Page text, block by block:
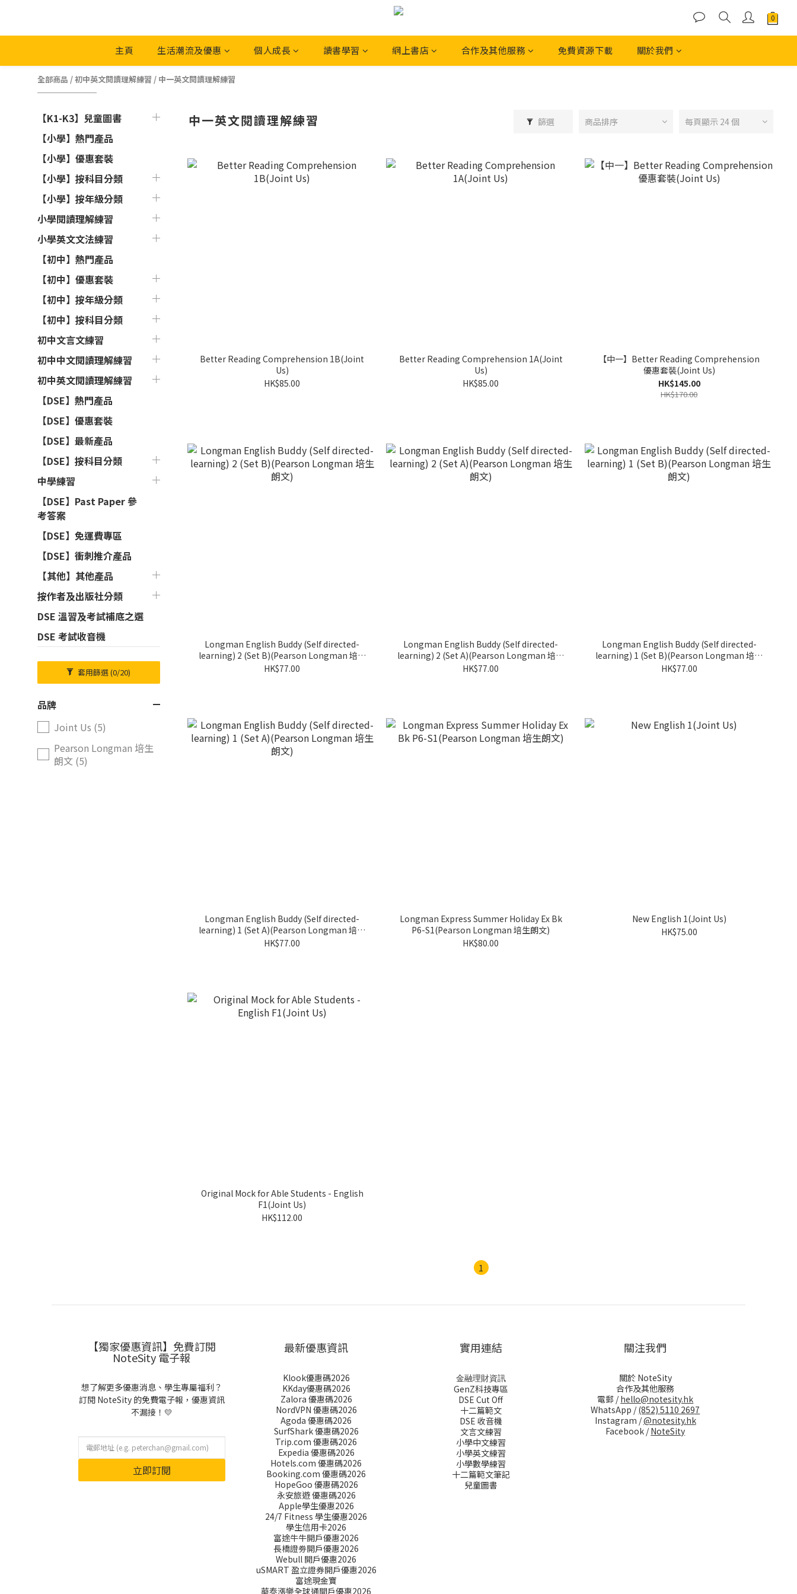
主頁 生活潮流及優惠 個人成長 讀書學習 網上書店 合作及其他服務 免費資源下載 關於我們
全部商品 /初中英文閱讀理解練習 / 中一英文閱讀理解練習
【K1-K3】兒童圖書
【小學】熱門產品
【小學】優惠套裝
【小學】按科目分類
【小學】按年級分類
小學閱讀理解練習
小學英文文法練習
【初中】熱門產品
【初中】優惠套裝
【初中】按年級分類
【初中】按科目分類
初中文言文練習
初中中文閱讀理解練習
初中英文閱讀理解練習
【DSE】熱門產品
【DSE】優惠套裝
【DSE】最新產品
【DSE】按科目分類
中學練習
【DSE】Past Paper 參
考答案
【DSE】免運費專區
【DSE】衝刺推介產品
【其他】其他產品
按作者及出版社分類
DSE 溫習及考試補底之選
DSE 考試收音機
套用篩選(0/20)
品牌
Joint Us (5)
Pearson Longman 培生
朗文 (5)
中一英文閱讀理解練習 篩選 商品排序 每頁顯示 24 個
Better Reading Comprehension 1B(Joint
Us)
HK$85.00
Better Reading Comprehension 1A(Joint
Us)
HK$85.00
【中一】Better Reading Comprehension
優惠套裝(Joint Us)
HK$145.00
HK$170.00
Longman English Buddy (Self directed-
learning) 2 (Set B)(Pearson Longman 培生
朗文)
HK$77.00
Longman English Buddy (Self directed-
learning) 2 (Set A)(Pearson Longman 培生
朗文)
HK$77.00
Longman English Buddy (Self directed-
learning) 1 (Set B)(Pearson Longman 培生
朗文)
HK$77.00
Longman English Buddy (Self directed-
learning) 1 (Set A)(Pearson Longman 培生
朗文)
HK$77.00
Longman Express Summer Holiday Ex Bk
P6-S1(Pearson Longman 培生朗文)
HK$80.00
New English 1(Joint Us)
HK$75.00
Original Mock for Able Students - English
F1(Joint Us)
HK$112.00
1
【獨家優惠資訊】免費訂閱
NoteSity 電子報
想了解更多優惠消息、學生專屬福利？
訂閱 NoteSity 的免費電子報，優惠資訊
不漏接！💛
立即訂閱
最新優惠資訊
Klook優惠碼2026
KKday優惠碼2026
Zalora 優惠碼2026
NordVPN 優惠碼2026
Agoda 優惠碼2026
SurfShark 優惠碼2026
Trip.com 優惠碼2026
Expedia 優惠碼2026
Hotels.com 優惠碼2026
Booking.com 優惠碼2026
HopeGoo 優惠碼2026
永安旅遊 優惠碼2026
Apple學生優惠2026
24/7 Fitness 學生優惠2026
學生信用卡2026
富途牛牛開戶優惠2026
長橋證劵開戶優惠2026
Webull 開戶優惠2026
uSMART 盈立證券開戶優惠2026
富途現金寶
華泰漲樂全球通開戶優惠2026
實用連結
金融理財資訊
GenZ科技專區
DSE Cut Off
十二篇範文
DSE 收音機
文言文練習
小學中文練習
小學英文練習
小學數學練習
十二篇範文筆記
兒童圖書
關注我們
關於 NoteSity
合作及其他服務
電郵 /hello@notesity.hk
WhatsApp /(852) 5110 2697
Instagram /@notesity.hk
Facebook /NoteSity